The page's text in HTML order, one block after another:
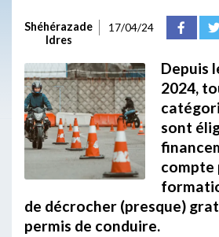
Shéhérazade
Idres
17/04/24
Depuis
2024,
sont
compte
de décrocher (presque)
permis de conduire.